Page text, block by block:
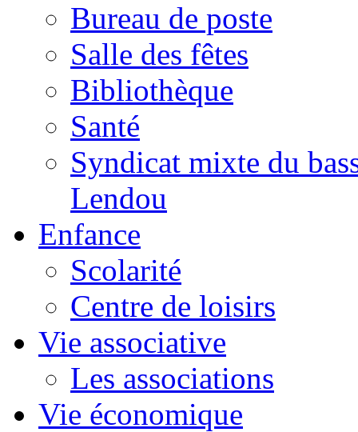
Bureau de poste
Salle des fêtes
Bibliothèque
Santé
Syndicat mixte du
Lendou
Enfance
Scolarité
Centre de loisirs
Vie associative
Les associations
Vie économique